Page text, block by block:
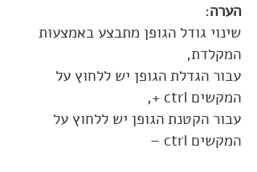
הערה:
שינוי גודל הגופן מתבצע באמצעות
המקלדת,
עבור הגדלת הגופן יש ללחוץ על
המקשים ctrl +,
עבור הקטנת הגופן יש ללחוץ על
המקשים ctrl –